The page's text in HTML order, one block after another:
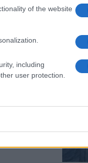
of the website
including
user protection.
La